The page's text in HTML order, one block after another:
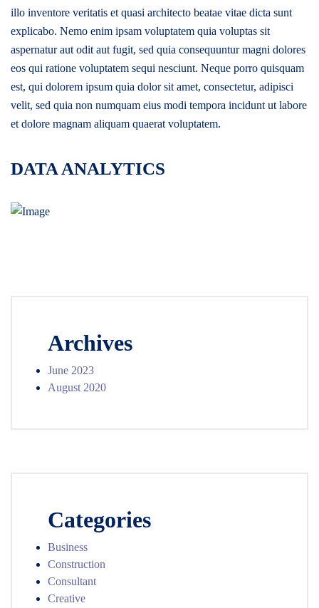
Archives
June 2023
August 2020
Categories
Business
Construction
Consultant
Creative
illo inventore veritatis et quasi architecto beatae vitae dicta sunt
explicabo. Nemo enim ipsam voluptatem quia voluptas sit
aspernatur aut odit aut fugit, sed quia consequuntur magni dolores
eos qui ratione voluptatem sequi nesciunt. Neque porro quisquam
est, qui dolorem ipsum quia dolor sit amet, consectetur, adipisci
velit, sed quia non numquam eius modi tempora incidunt ut labore
et dolore magnam aliquam quaerat voluptatem.
DATA ANALYTICS